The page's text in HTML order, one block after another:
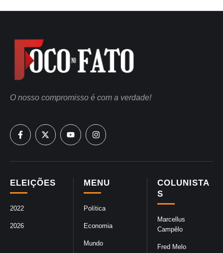
COLUNISTA
S
Marcellus
Campêlo
Fred Melo
MENU
Política
Economia
Mundo
ELEIÇÕES
2022
2026
O nosso compromisso é com a verdade!